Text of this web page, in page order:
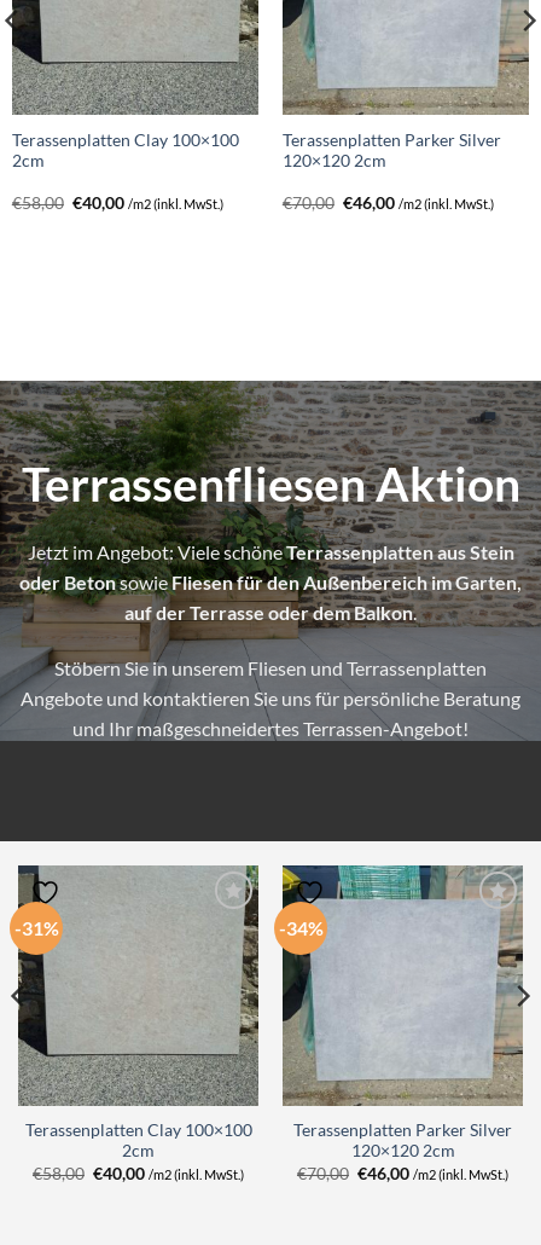
Terassenplatten Clay 100×100
2cm
€58,00 Ursprünglicher
Preis
€40,00Aktueller
Preis
/m2 (inkl. MwSt.)
Terassenplatten Parker Silver
120×120 2cm
€70,00 Ursprünglicher
Preis
€46,00Aktueller
Preis
/m2 (inkl. MwSt.)
Terrassenfliesen Aktion
Jetzt im Angebot: Viele schöneTerrassenplatten aus Stein
oder BetonsowieFliesen für den Außenbereich im Garten,
auf der Terrasse oder dem Balkon.
Stöbern Sie in unserem Fliesen und Terrassenplatten
Angebote und kontaktieren Sie uns für persönliche Beratung
und Ihr maßgeschneidertes Terrassen-Angebot!
-31%
Terassenplatten Clay 100×100
2cm
€58,00 Ursprünglicher
Preis
€40,00Aktueller
Preis
/m2 (inkl. MwSt.)
-34%
Terassenplatten Parker Silver
120×120 2cm
€70,00 Ursprünglicher
Preis
€46,00Aktueller
Preis
/m2 (inkl. MwSt.)